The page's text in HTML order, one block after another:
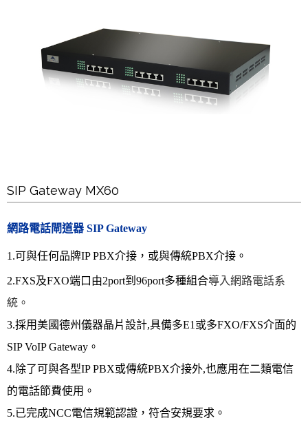
SIP Gateway MX60
網路電話閘道器 SIP Gateway
1.可與任何品牌IP PBX介接，或與傳統PBX介接。
2.FXS及FXO端口由2port到96port多種組合導入網路電話系
統。
3.採用美國德州儀器晶片設計,具備多E1或多FXO/FXS介面的
SIP VoIP Gateway。
4.除了可與各型IP PBX或傳統PBX介接外,也應用在二類電信
的電話節費使用。
5.已完成NCC電信規範認證，符合安規要求。